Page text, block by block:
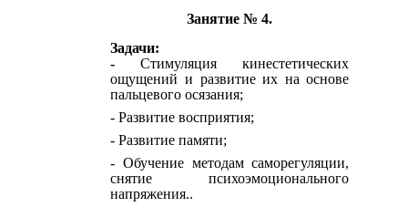
Занятие № 4.
Задачи:
- Стимуляция кинестетических
ощущений и развитие их на основе
пальцевого осязания;
- Развитие восприятия;
- Развитие памяти;
- Обучение методам саморегуляции,
снятие психоэмоционального
напряжения..